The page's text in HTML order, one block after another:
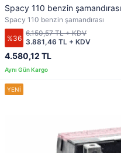
Spacy 110 benzin şamandırası
Spacy 110 benzin şamandırası
%36
4.580,12 TL
3.881,46 TL + KDV
6.150,57 TL + KDV